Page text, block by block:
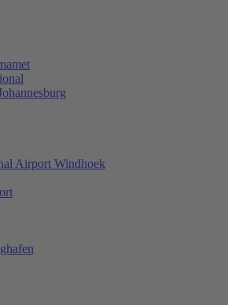
Airport Windhoek